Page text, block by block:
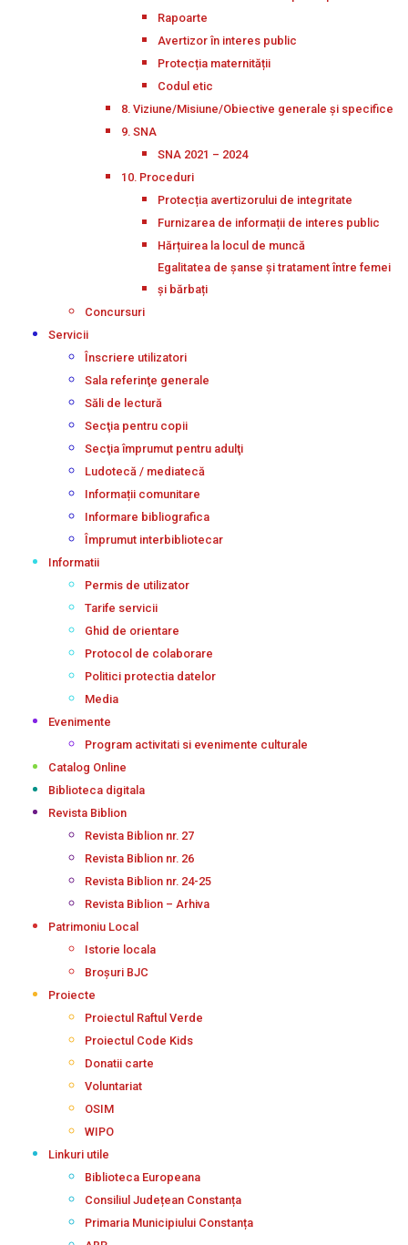
Rapoarte
Avertizor în interes public
Protecția maternității
Codul etic
8. Viziune/Misiune/Obiective generale și specifice
9. SNA
SNA 2021 – 2024
10. Proceduri
Protecția avertizorului de integritate
Furnizarea de informații de interes public
Hărțuirea la locul de muncă
Egalitatea de șanse și tratament între femei
și bărbați
Concursuri
Servicii
Înscriere utilizatori
Sala referinţe generale
Săli de lectură
Secţia pentru copii
Secţia împrumut pentru adulţi
Ludotecă / mediatecă
Informații comunitare
Informare bibliografica
Împrumut interbibliotecar
Informatii
Permis de utilizator
Tarife servicii
Ghid de orientare
Protocol de colaborare
Politici protectia datelor
Media
Evenimente
Program activitati si evenimente culturale
Catalog Online
Biblioteca digitala
Revista Biblion
Revista Biblion nr. 27
Revista Biblion nr. 26
Revista Biblion nr. 24-25
Revista Biblion – Arhiva
Patrimoniu Local
Istorie locala
Broșuri BJC
Proiecte
Proiectul Raftul Verde
Proiectul Code Kids
Donatii carte
Voluntariat
OSIM
WIPO
Linkuri utile
Biblioteca Europeana
Consiliul Județean Constanța
Primaria Municipiului Constanța